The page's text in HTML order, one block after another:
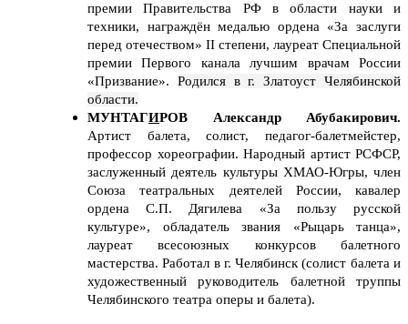
премии Правительства РФ в области науки и
техники, награждён медалью ордена «За заслуги
перед отечеством» II степени, лауреат Специальной
премии Первого канала лучшим врачам России
«Призвание». Родился в г. Златоуст Челябинской
области.
МУНТАГИРОВ Александр Абубакирович.
Артист балета, солист, педагог-балетмейстер,
профессор хореографии. Народный артист РСФСР,
заслуженный деятель культуры ХМАО-Югры, член
Союза театральных деятелей России, кавалер
ордена С.П. Дягилева «За пользу русской
культуре», обладатель звания «Рыцарь танца»,
лауреат всесоюзных конкурсов балетного
мастерства. Работал в г. Челябинск (солист балета и
художественный руководитель балетной труппы
Челябинского театра оперы и балета).